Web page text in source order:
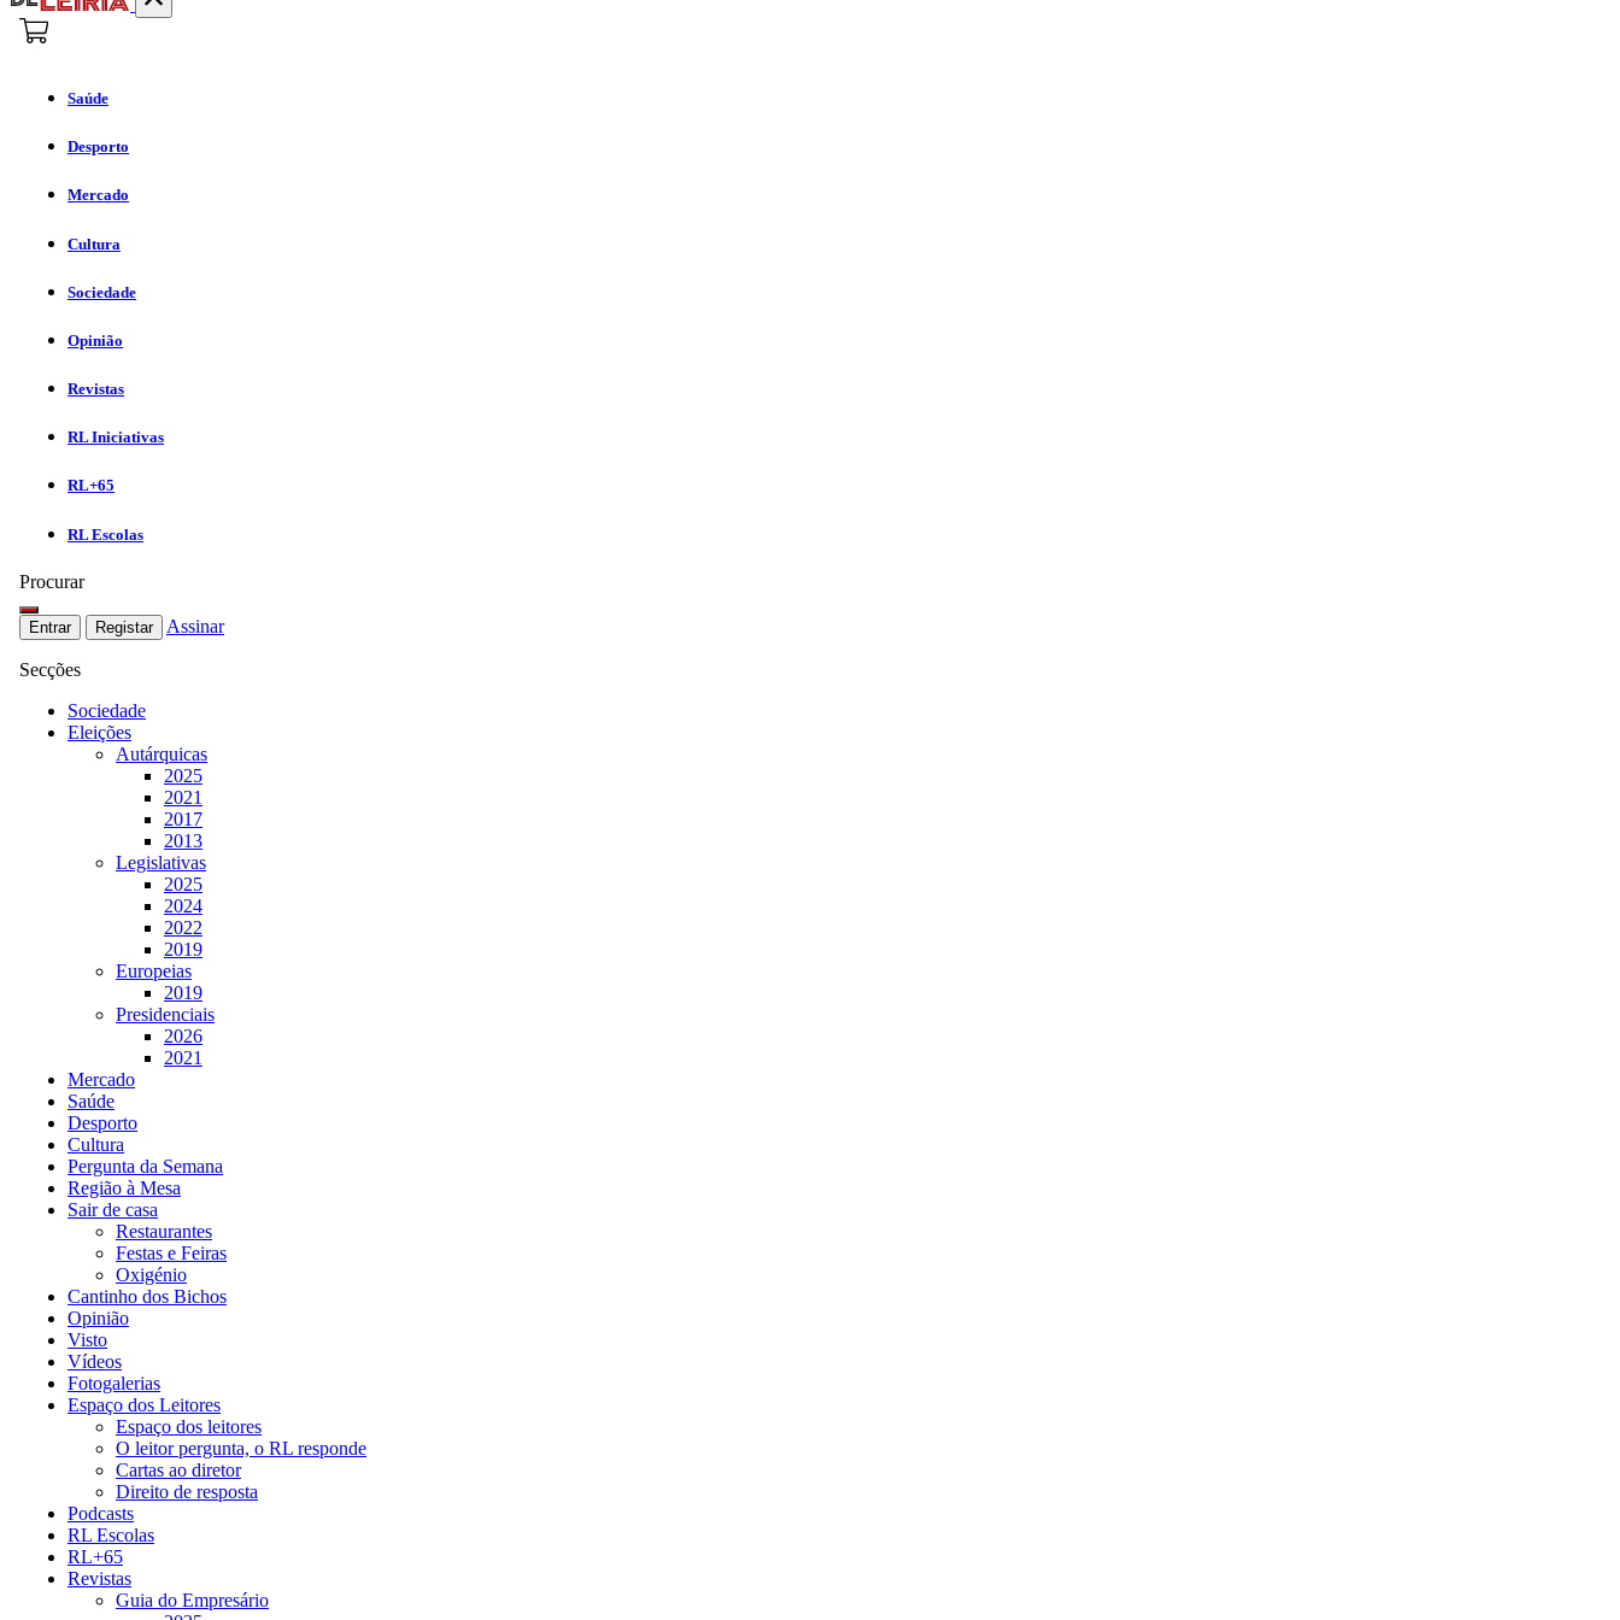
Saúde
Desporto
Mercado
Cultura
Sociedade
Opinião
Revistas
RL Iniciativas
RL+65
RL Escolas
Procurar
Entrar Registar Assinar
Secções
Sociedade
Eleições
Autárquicas
2025
2021
2017
2013
Legislativas
2025
2024
2022
2019
Europeias
2019
Presidenciais
2026
2021
Mercado
Saúde
Desporto
Cultura
Pergunta da Semana
Região à Mesa
Sair de casa
Restaurantes
Festas e Feiras
Oxigénio
Cantinho dos Bichos
Opinião
Visto
Vídeos
Fotogalerias
Espaço dos Leitores
Espaço dos leitores
O leitor pergunta, o RL responde
Cartas ao diretor
Direito de resposta
Podcasts
RL Escolas
RL+65
Revistas
Guia do Empresário